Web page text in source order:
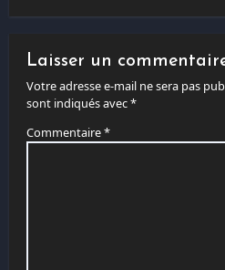
Laisser un
Votre adresse e-mail ne sera pas
sont indiqués avec*
Commentaire*